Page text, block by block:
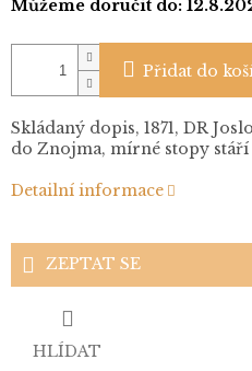
Můžeme doručit do:
Přidat do
Skládaný dopis, 1871, DR
do Znojma, mírné stopy stáří
Detailní informace
ZEPTAT SE
HLÍDAT